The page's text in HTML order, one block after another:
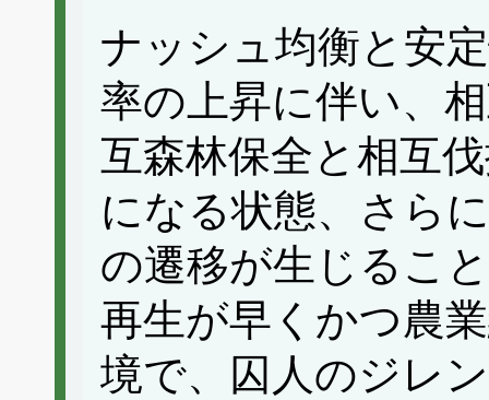
ナッシュ均衡と安
率の上昇に伴い、
互森林保全と相互
になる状態、さら
の遷移が生じるこ
再生が早くかつ農
境で、囚人のジレ